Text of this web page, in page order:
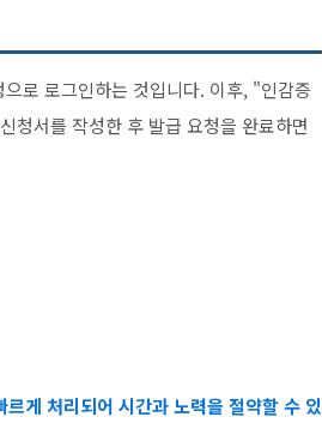
로 로그인하는 것입니다. 이후, "인감증
청서를 작성한 후 발급 요청을 완료하면
르게 처리되어 시간과 노력을 절약할 수 있